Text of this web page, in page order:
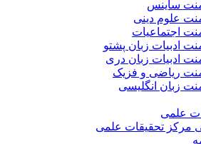
ساینس
علوم دینی
اجتماعیات
ادبیات زبان پشتو
ادبیات زبان دری
ریاضی و فزیک
زبان انگلیسی
علمی
مرکز تحقیقات علمی